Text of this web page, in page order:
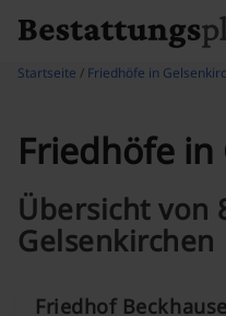
Startseite / Friedhöfe in
Friedhöfe in
Übersicht von
Gelsenkirchen
Friedhof